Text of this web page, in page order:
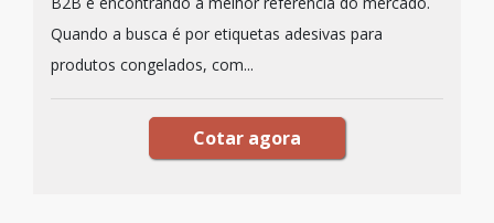
Quando a busca é por etiquetas adesivas para
produtos congelados, com...
Cotar agora